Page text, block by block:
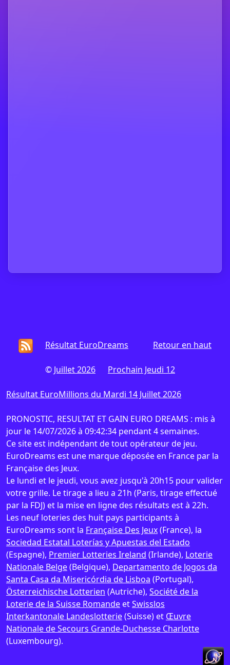
Retour en haut
Résultat EuroDreams
© Juillet 2026 Prochain Jeudi 12
Résultat EuroMillions du Mardi 14 Juillet 2026
PRONOSTIC, RESULTAT ET GAIN EURO DREAMS : mis à
jour le 14/07/2026 à 09:42:34 pendant 4 semaines.
Ce site est indépendant de tout opérateur de jeu.
EuroDreams est une marque déposée en France par la
Française des Jeux.
Le lundi et le jeudi, vous avez jusqu'à 20h15 pour valider
votre grille. Le tirage a lieu a 21h (Paris, tirage effectué
par la FDJ) et la mise en ligne des résultats est à 22h.
Les neuf loteries des huit pays participants à
EuroDreams sont la Française Des Jeux(France), la
Sociedad Estatal Loterías y Apuestas del Estado
(Espagne), Premier Lotteries Ireland (Irlande), Loterie
Nationale Belge(Belgique), Departamento de Jogos da
Santa Casa da Misericórdia de Lisboa (Portugal),
Österreichische Lotterien (Autriche), Société de la
Loterie de la Suisse Romande etSwisslos
Interkantonale Landeslotterie(Suisse) et Œuvre
Nationale de Secours Grande-Duchesse Charlotte
(Luxembourg).